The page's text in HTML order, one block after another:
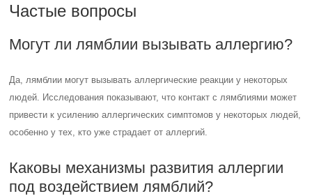
Частые вопросы
Могут ли лямблии вызывать аллергию?
Да, лямблии могут вызывать аллергические реакции у некоторых
людей. Исследования показывают, что контакт с лямблиями может
привести к усилению аллергических симптомов у некоторых людей,
особенно у тех, кто уже страдает от аллергий.
Каковы механизмы развития аллергии
под воздействием лямблий?